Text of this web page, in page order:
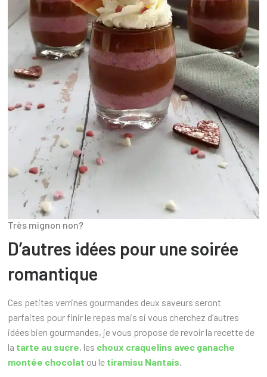
Très mignon non?
D’autres idées pour une soirée
romantique
Ces petites verrines gourmandes deux saveurs seront
parfaites pour finir le repas mais si vous cherchez d’autres
idées bien gourmandes, je vous propose de revoir la recette de
la tarte au sucre, les choux craquelins avec ganache
montée chocolat ou le tiramisu Nantais